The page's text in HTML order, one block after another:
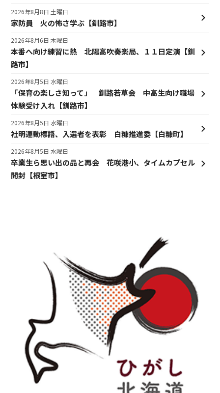
家防員 火の怖さ学ぶ【釧路市】
2026年8月8日 土曜日
本番へ向け練習に熱 北陽高吹奏楽局、１１日定演【釧
路市】
2026年8月6日 木曜日
「保育の楽しさ知って」 釧路若草会 中高生向け職場
体験受け入れ【釧路市】
2026年8月5日 水曜日
社明運動標語、入選者を表彰 白糠推進委【白糠町】
2026年8月5日 水曜日
卒業生ら思い出の品と再会 花咲港小、タイムカプセル
開封【根室市】
2026年8月5日 水曜日